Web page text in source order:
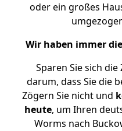
oder ein großes
Wir haben immer
Sparen Sie sich
darum, dass Sie die
Zögern Sie nicht und
heute, um Ihren
Worms nach